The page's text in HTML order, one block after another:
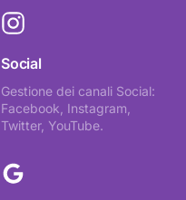
Social
Gestione dei canali Social:
Facebook, Instagram,
Twitter, YouTube.